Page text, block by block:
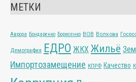
МЕТКИ
Аврора Бондаренко Борисенко ВОВ Волкова
Демография ЕДРО ЖКХ Жильё
Импортозамещение КПРФ Качество